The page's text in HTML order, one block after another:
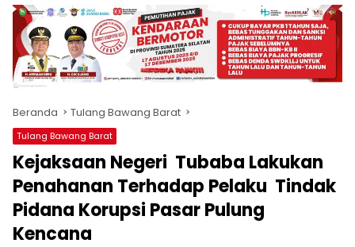
produk
antara
lain
mampu
menjadi
komunikasi
usaha
(beriklan),
fokus
pada
pemberitaan
nasional
maupun
Beranda Tulang Bawang Barat
Tulang Bawang Barat
Kejaksaan Negeri Tubaba Lakukan
Penahanan Terhadap Pelaku Tindak
Pidana Korupsi Pasar Pulung
Kencana